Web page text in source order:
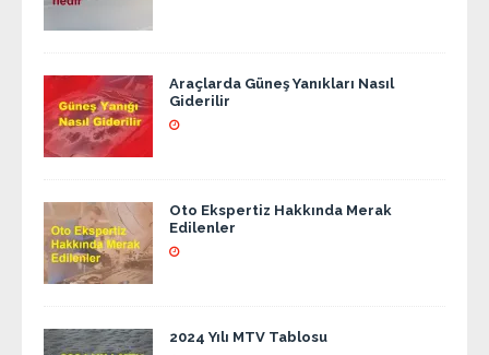
Araçlarda Güneş Yanıkları Nasıl
Giderilir
Oto Ekspertiz Hakkında Merak
Edilenler
2024 Yılı MTV Tablosu